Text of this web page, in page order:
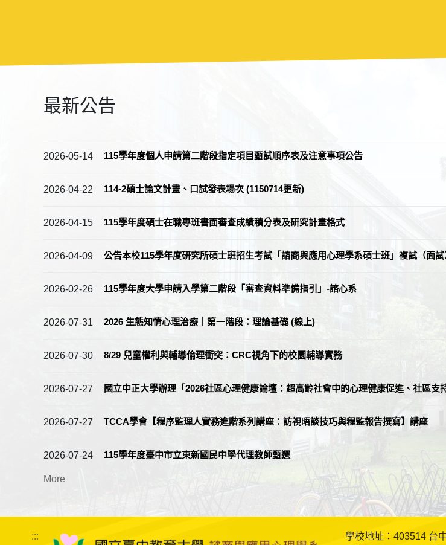
最新公告
2026-05-14 115學年度個人申請第二階段指定項目甄試順序表及注意事項公告
2026-04-22 114-2碩士論文計畫、口試發表場次 (1150714更新)
2026-04-15 115學年度碩士在職專班書面審查成績積分表及研究計畫格式
2026-04-09 公告本校115學年度研究所碩士班招生考試「諮商與應用心理學系碩士班」複試（面
2026-02-26 115學年度大學申請入學第二階段「審查資料準備指引」-諮心系
2026-07-31 2026 生態知情心理治療｜第一階段：理論基礎 (線上)
2026-07-30 8/29 兒童權利與輔導倫理衝突：CRC視角下的校園輔導實務
2026-07-27 國立中正大學辦理「2026社區心理健康論壇：超高齡社會中的心理健康促進、社區支
2026-07-27 TCCA學會【程序監理人實務進階系列講座：訪視晤談技巧與程監報告撰寫】講座
2026-07-24 115學年度臺中市立東新國民中學代理教師甄選
More
::: 學校地址：403514